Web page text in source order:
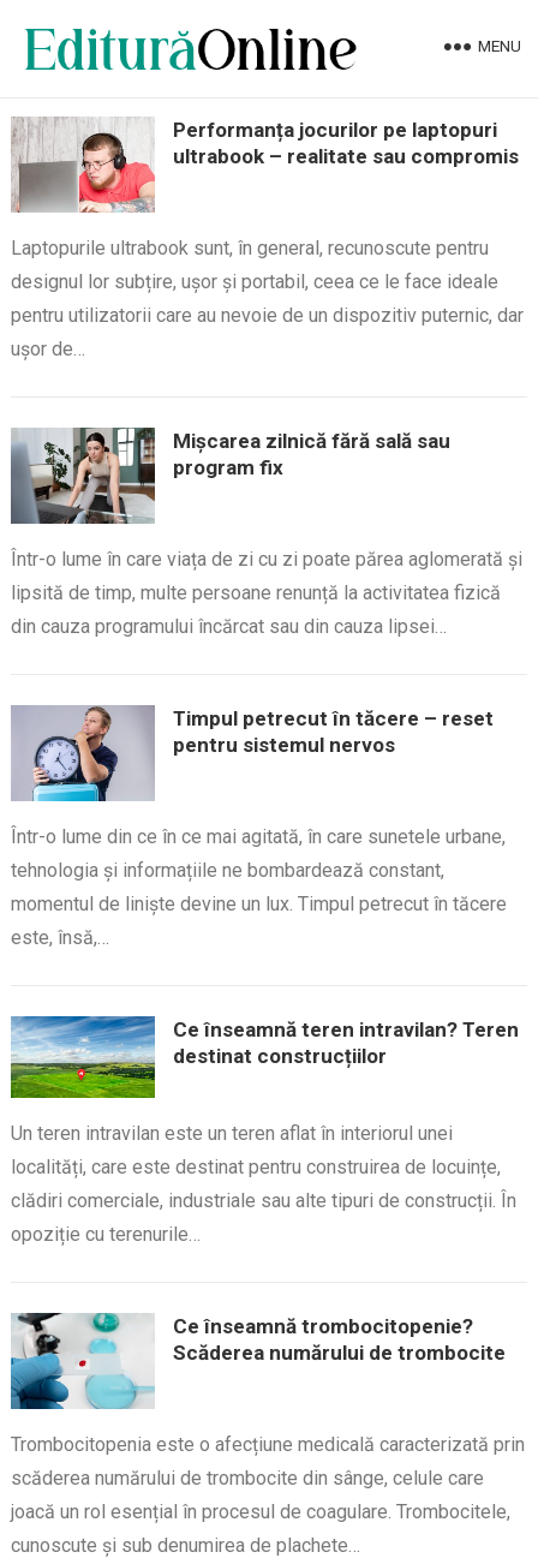
MENU
Performanța jocurilor pe laptopuri
ultrabook – realitate sau compromis
Laptopurile ultrabook sunt, în general, recunoscute pentru
designul lor subțire, ușor și portabil, ceea ce le face ideale
pentru utilizatorii care au nevoie de un dispozitiv puternic, dar
ușor de…
Mișcarea zilnică fără sală sau
program fix
Într-o lume în care viața de zi cu zi poate părea aglomerată și
lipsită de timp, multe persoane renunță la activitatea fizică
din cauza programului încărcat sau din cauza lipsei…
Timpul petrecut în tăcere – reset
pentru sistemul nervos
Într-o lume din ce în ce mai agitată, în care sunetele urbane,
tehnologia și informațiile ne bombardează constant,
momentul de liniște devine un lux. Timpul petrecut în tăcere
este, însă,…
Ce înseamnă teren intravilan? Teren
destinat construcțiilor
Un teren intravilan este un teren aflat în interiorul unei
localități, care este destinat pentru construirea de locuințe,
clădiri comerciale, industriale sau alte tipuri de construcții. În
opoziție cu terenurile…
Ce înseamnă trombocitopenie?
Scăderea numărului de trombocite
Trombocitopenia este o afecțiune medicală caracterizată prin
scăderea numărului de trombocite din sânge, celule care
joacă un rol esențial în procesul de coagulare. Trombocitele,
cunoscute și sub denumirea de plachete…